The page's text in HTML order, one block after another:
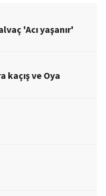
'Acı yaşanır'
kaçış ve Oya